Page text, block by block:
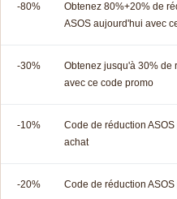
-80%
Obtenez 80%+20% de
ASOS aujourd'hui avec
-30%
Obtenez jusqu'à 30% de
avec ce code promo
-10%
Code de réduction
achat
-20% Code de réduction